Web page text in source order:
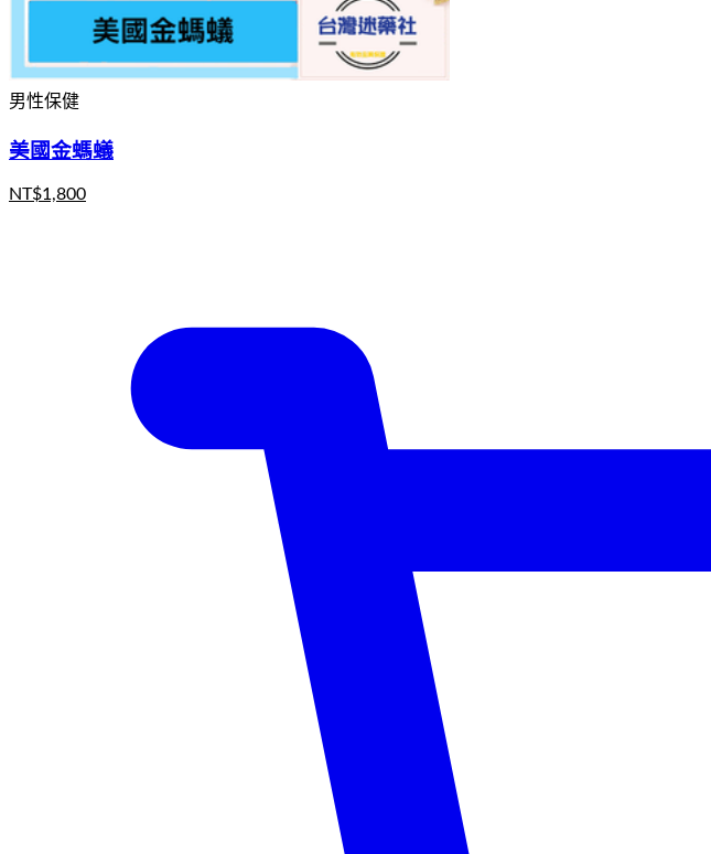
男性保健
美國金螞蟻
NT$1,800